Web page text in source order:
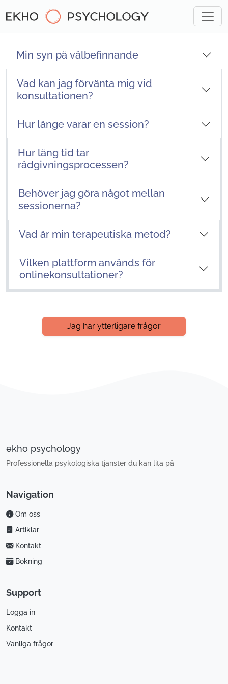
Hoppa till huvudinnehållet
Min syn på välbefinnande
Vad kan jag förvänta mig vid
konsultationen?
Hur länge varar en session?
Hur lång tid tar
rådgivningsprocessen?
Behöver jag göra något mellan
sessionerna?
Vad är min terapeutiska metod?
Vilken plattform används för
onlinekonsultationer?
Jag har ytterligare frågor
ekho psychology
Professionella psykologiska tjänster du kan lita på
Navigation
Om oss
Artiklar
Kontakt
Bokning
Support
Logga in
Kontakt
Vanliga frågor